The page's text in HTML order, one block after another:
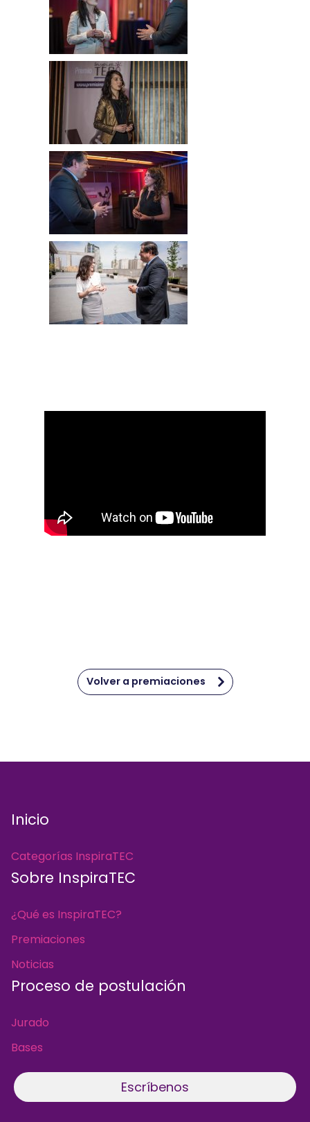
Volver a premiaciones
Inicio
Categorías InspiraTEC
Sobre InspiraTEC
¿Qué es InspiraTEC?
Premiaciones
Noticias
Proceso de postulación
Jurado
Bases
Escríbenos